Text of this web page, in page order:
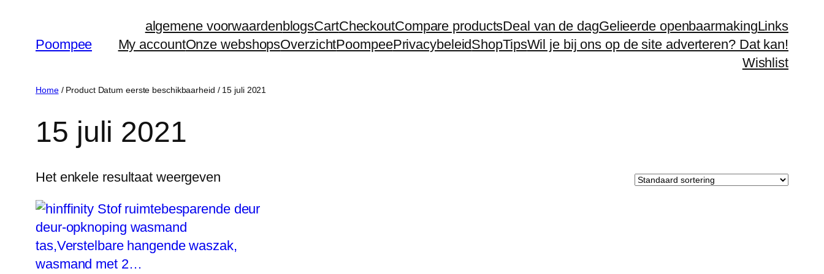
Poompee
algemene voorwaardenblogsCartCheckoutCompare productsDeal van de dagGelieerde openbaarmakingLinks
My accountOnze webshopsOverzichtPoompeePrivacybeleidShopTipsWil je bij ons op de site adverteren? Dat kan!
Wishlist
Home/ Product Datum eerste beschikbaarheid / 15 juli 2021
15 juli 2021
Het enkele resultaat weergeven